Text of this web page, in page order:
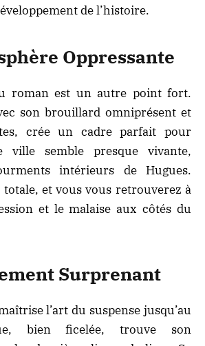
de l’histoire.
Oppressante
roman est un autre point fort.
son brouillard omniprésent et
crée un cadre parfait pour
ville semble presque vivante,
intérieurs de Hugues.
totale, et vous vous retrouverez à
et le malaise aux côtés du
Surprenant
l’art du suspense jusqu’au
bien ficelée, trouve son